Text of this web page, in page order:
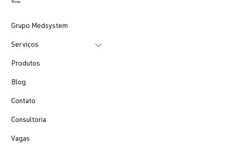
Menu
Grupo Medsystem
Serviços
Produtos
Blog
Contato
Consultoria
Vagas